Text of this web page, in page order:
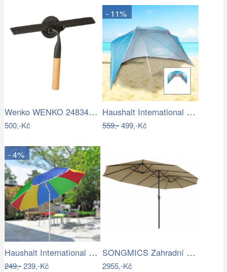
Wenko WENKO 24834100 - Stěrka BAMBUSa…
500,-Kč
- 11%
Haushalt International Plážový…
559,-499,-Kč
- 4%
Haushalt International Slunečník duhový…
249,-239,-Kč
SONGMICS Zahradní slunečník Lyre šedý
2955,-Kč